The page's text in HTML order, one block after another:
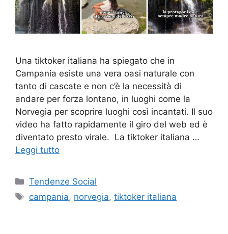
Una tiktoker italiana ha spiegato che in
Campania esiste una vera oasi naturale con
tanto di cascate e non c’è la necessità di
andare per forza lontano, in luoghi come la
Norvegia per scoprire luoghi così incantati. Il suo
video ha fatto rapidamente il giro del web ed è
diventato presto virale. La tiktoker italiana …
Leggi tutto
Categorie
Tendenze Social
Tag
campania, norvegia,tiktoker italiana